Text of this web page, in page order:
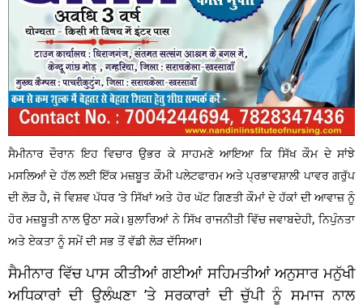
ਸੈਮੀਨਾਰ ਦੌਰਾਨ ਇਹ ਵਿਚਾਰ ਉਭਰ ਕੇ ਸਾਹਮਣੇ ਆਇਆ ਕਿ ਸਿੱਖ ਕੌਮ ਦੇ ਸਾਂਝੇ
ਮਸਲਿਆਂ ਦੇ ਹੱਲ ਲਈ ਇੱਕ ਮਜ਼ਬੂਤ ਕੌਮੀ ਪਲੇਟਫਾਰਮ ਅਤੇ ਪ੍ਰਭਾਵਸ਼ਾਲੀ ਪਾਵਰ ਗਰੁੱਪ
ਦੀ ਲੋੜ ਹੈ, ਜੋ ਵਿਸ਼ਵ ਪੱਧਰ ’ਤੇ ਸਿੱਖਾਂ ਅਤੇ ਹੋਰ ਘੱਟ ਗਿਣਤੀ ਕੌਮਾਂ ਦੇ ਹੱਕਾਂ ਦੀ ਆਵਾਜ਼ ਨੂੰ
ਹੋਰ ਮਜ਼ਬੂਤੀ ਨਾਲ ਉਠਾ ਸਕੇ। ਬੁਲਾਰਿਆਂ ਨੇ ਸਿੱਖ ਰਾਜਨੀਤੀ ਵਿੱਚ ਜਵਾਬਦੇਹੀ, ਨਿਪੁੰਨਤਾ
ਅਤੇ ਏਕਤਾ ਨੂੰ ਸਮੇਂ ਦੀ ਸਭ ਤੋਂ ਵੱਡੀ ਲੋੜ ਦੱਸਿਆ।
ਸੈਮੀਨਾਰ ਵਿੱਚ ਪਾਸ ਕੀਤੀਆਂ ਗਈਆਂ ਸਹਿਮਤੀਆਂ ਅਨੁਸਾਰ ਮਨੁੱਖੀ
ਅਧਿਕਾਰਾਂ ਦੀ ਉਲੰਘਣਾ ’ਤੇ ਸਰਕਾਰਾਂ ਦੀ ਚੁੱਪੀ ਨੂੰ ਸਮਾਜ ਨਾਲ